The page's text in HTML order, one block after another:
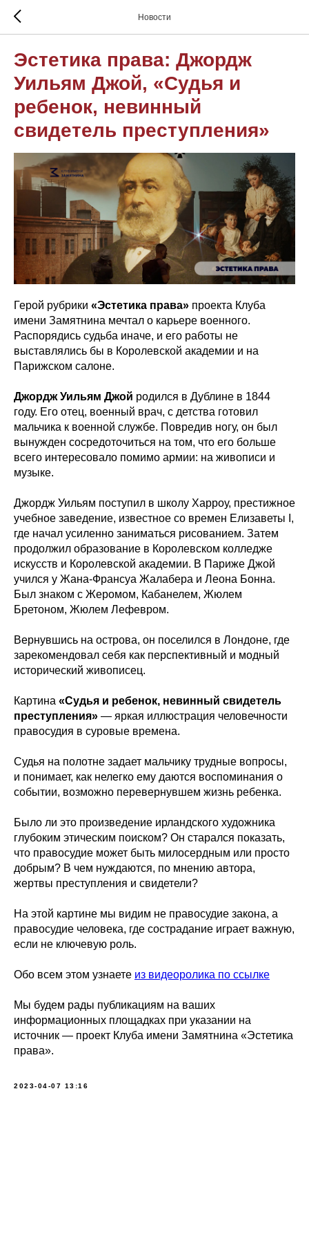
Новости
Эстетика права: Джордж
Уильям Джой, «Судья и
ребенок, невинный
свидетель преступления»
Герой рубрики «Эстетика права» проекта Клуба
имени Замятнина мечтал о карьере военного.
Распорядись судьба иначе, и его работы не
выставлялись бы в Королевской академии и на
Парижском салоне.
Джордж Уильям Джой родился в Дублине в 1844
году. Его отец, военный врач, с детства готовил
мальчика к военной службе. Повредив ногу, он был
вынужден сосредоточиться на том, что его больше
всего интересовало помимо армии: на живописи и
музыке.
Джордж Уильям поступил в школу Харроу, престижное
учебное заведение, известное со времен Елизаветы I,
где начал усиленно заниматься рисованием. Затем
продолжил образование в Королевском колледже
искусств и Королевской академии. В Париже Джой
учился у Жана-Франсуа Жалабера и Леона Бонна.
Был знаком с Жеромом, Кабанелем, Жюлем
Бретоном, Жюлем Лефевром.
Вернувшись на острова, он поселился в Лондоне, где
зарекомендовал себя как перспективный и модный
исторический живописец.
Картина «Судья и ребенок, невинный свидетель
преступления» — яркая иллюстрация человечности
правосудия в суровые времена.
Судья на полотне задает мальчику трудные вопросы,
и понимает, как нелегко ему даются воспоминания о
событии, возможно перевернувшем жизнь ребенка.
Было ли это произведение ирландского художника
глубоким этическим поиском? Он старался показать,
что правосудие может быть милосердным или просто
добрым? В чем нуждаются, по мнению автора,
жертвы преступления и свидетели?
На этой картине мы видим не правосудие закона, а
правосудие человека, где сострадание играет важную,
если не ключевую роль.
Обо всем этом узнаете из видеоролика по ссылке
Мы будем рады публикациям на ваших
информационных площадках при указании на
источник — проект Клуба имени Замятнина «Эстетика
права».
2023-04-07 13:16